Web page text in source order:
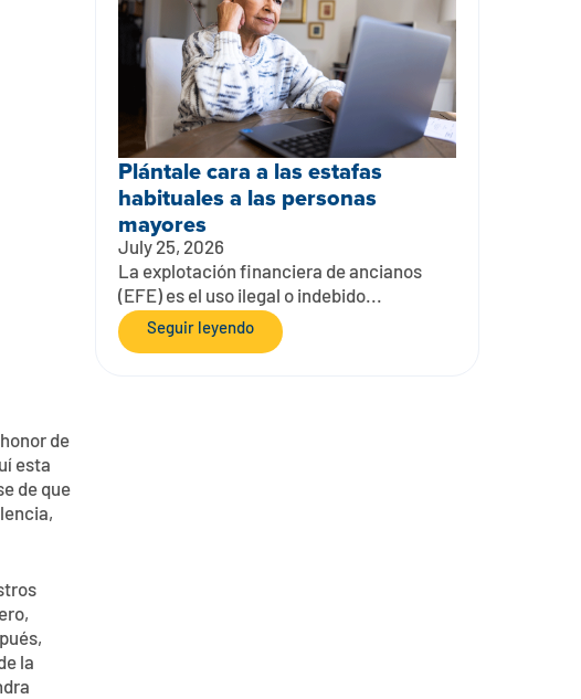
de
esta
de que
la
Plántale cara a las estafas
habituales a las personas
mayores
July 25, 2026
La explotación financiera de ancianos
(EFE) es el uso ilegal o indebido...
Seguir leyendo